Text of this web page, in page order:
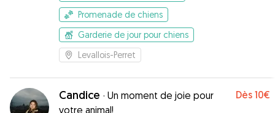
Promenade de chiens
Garderie de jour pour chiens
Levallois-Perret
Candice · Un moment de joie pour
votre animal!
Dès 10€